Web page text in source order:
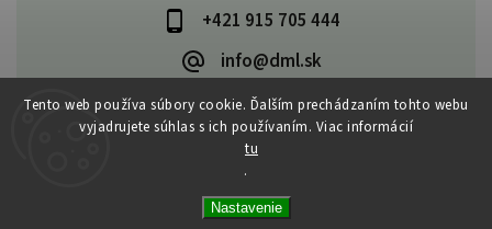
Tento web používa súbory cookie. Ďalším prechádzaním tohto webu
vyjadrujete súhlas s ich používaním. Viac informácií
tu
.
Nastavenie
+421 915 705 444
info@dml.sk
bifeedus | BIO | DIA | BEZLEPKOVÉ POTRAVINY